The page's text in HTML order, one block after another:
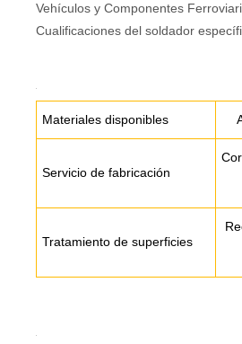
Vehículos y Componentes
Cualificaciones del soldador
Materiales disponibles
Servicio de fabricación
Tratamiento de superficies